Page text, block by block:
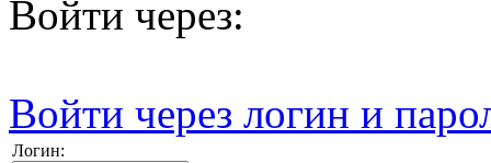
Войти через:
Войти через логин и
Логин: